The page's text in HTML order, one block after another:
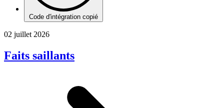
Code d'intégration copié
02 juillet 2026
Faits saillants